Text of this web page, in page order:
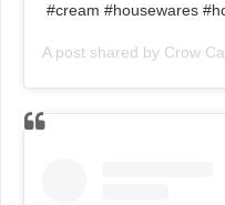
#cream #housewares
A post shared by Crow